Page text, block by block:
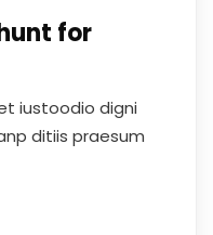
for
iustoodio digni
ditiis praesum